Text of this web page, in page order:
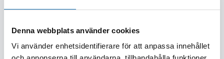
Denna webbplats använder cookies
Vi använder enhetsidentifierare för att anpassa innehållet